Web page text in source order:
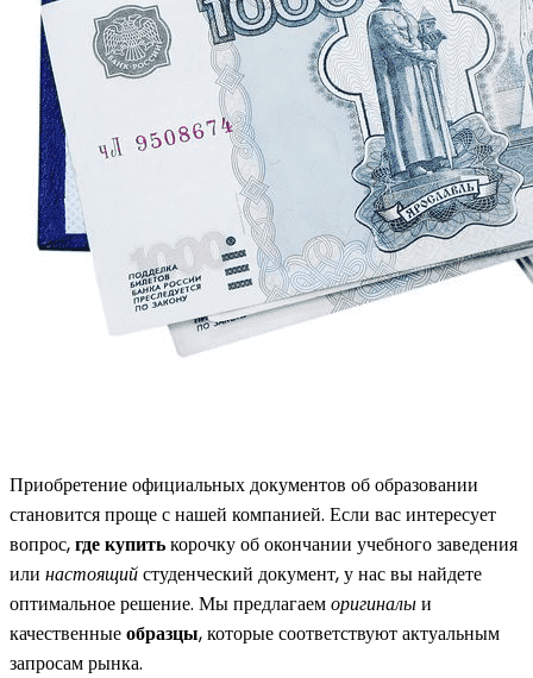
Приобретение официальных документов об образовании
становится проще с нашей компанией. Если вас интересует
вопрос,где купитькорочку об окончании учебного заведения
или настоящийстуденческий документ, у нас вы найдете
оптимальное решение. Мы предлагаеморигиналыи
качественныеобразцы, которые соответствуют актуальным
запросам рынка.